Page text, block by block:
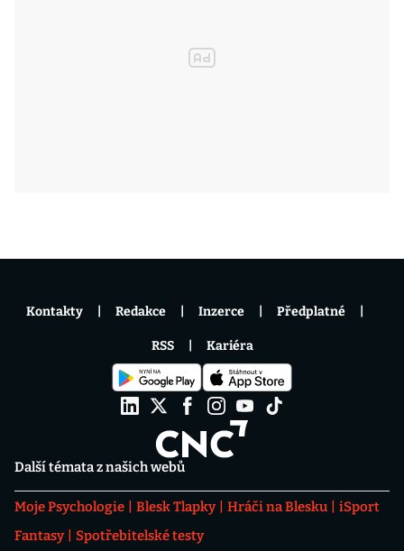
Další témata z našich webů
Moje Psychologie Blesk Tlapky Hráči na Blesku
iSport
Fantasy
Spotřebitelské testy
Kontakty Redakce Inzerce Předplatné
RSS Kariéra